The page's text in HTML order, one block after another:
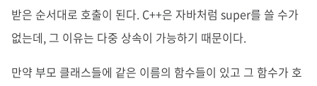
받은 순서대로 호출이 된다. C++은 자바처럼 super를 쓸 수가
없는데, 그 이유는 다중 상속이 가능하기 때문이다.
만약 부모 클래스들에 같은 이름의 함수들이 있고 그 함수가 호